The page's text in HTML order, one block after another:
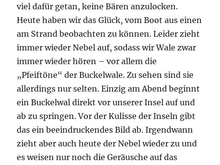
viel dafür getan, keine Bären anzulocken.
Heute haben wir das Glück, vom Boot aus einen
am Strand beobachten zu können. Leider zieht
immer wieder Nebel auf, sodass wir Wale zwar
immer wieder hören – vor allem die
„Pfeiftöne“ der Buckelwale. Zu sehen sind sie
allerdings nur selten. Einzig am Abend beginnt
ein Buckelwal direkt vor unserer Insel auf und
ab zu springen. Vor der Kulisse der Inseln gibt
das ein beeindruckendes Bild ab. Irgendwann
zieht aber auch heute der Nebel wieder zu und
es weisen nur noch die Geräusche auf das